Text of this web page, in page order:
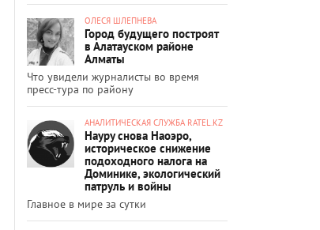
ОЛЕСЯ ШЛЕПНЕВА
Город будущего построят
в Алатауском районе
Алматы
Что увидели журналисты во время
пресс-тура по району
АНАЛИТИЧЕСКАЯ СЛУЖБА RATEL.KZ
Науру снова Наоэро,
историческое снижение
подоходного налога на
Доминике, экологический
патруль и войны
Главное в мире за сутки